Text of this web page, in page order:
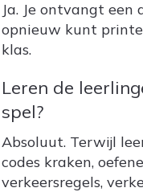
Ja. Je ontvangt een
opnieuw kunt
klas.
Leren de
spel?
Absoluut. Terwijl
codes kraken,
verkeersregels,